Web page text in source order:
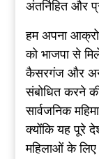
अंतर्निहित और
हम अपना
को भाजपा से
कैसरगंज और
संबोधित करने
सार्वजनिक
क्योंकि यह पूरे
महिलाओं के लिए